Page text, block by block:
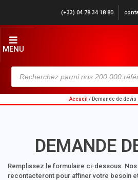
(+33) 04 78 34 18 80
MENU
Accueil / Demande de
DEMANDE
Remplissez le formulaire ci-dessous.
recontacteront pour affiner votre besoin